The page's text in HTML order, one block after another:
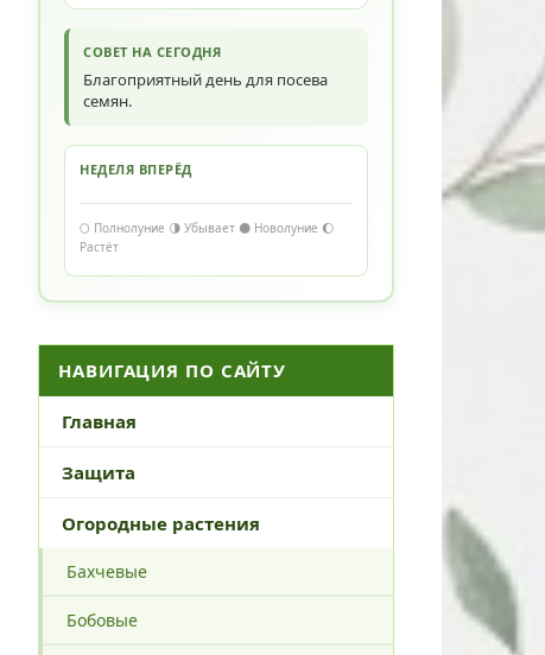
СОВЕТ НА СЕГОДНЯ
Благоприятный день для посева
семян.
НЕДЕЛЯ ВПЕРЁД
🌕 Полнолуние 🌗 Убывает 🌑 Новолуние 🌔
Растёт
НАВИГАЦИЯ ПО САЙТУ
Главная
Защита
Огородные растения
Бахчевые
Бобовые